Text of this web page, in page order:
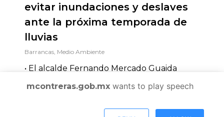
evitar inundaciones y deslaves
ante la próxima temporada de
lluvias
Barrancas Medio Ambiente
• El alcalde Fernando Mercado Guaida
protección ambiental y prevención de...
mcontreras.gob.mx wants to play speech